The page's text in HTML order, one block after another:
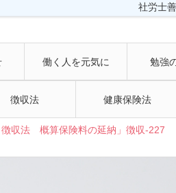
社労士
働く人を元気に 勉強
徴収法 健康保険法
収法 概算保険料の延納」徴収-227